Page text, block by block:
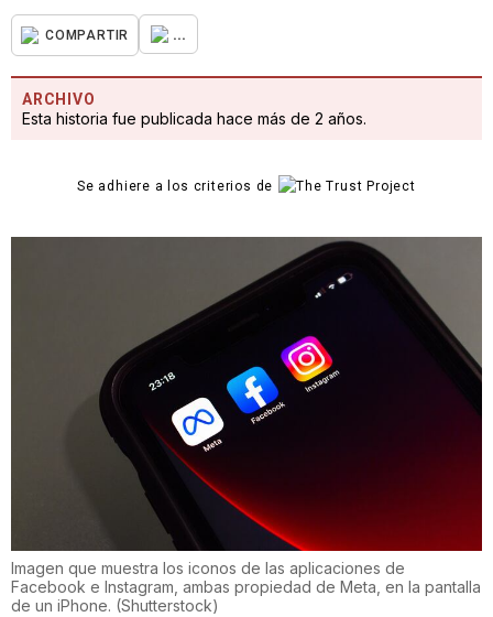
COMPARTIR ...
ARCHIVO
Esta historia fue publicada hace más de 2 años.
Se adhiere a los criterios de
Imagen que muestra los iconos de las aplicaciones de
Facebook e Instagram, ambas propiedad de Meta, en la pantalla
de un iPhone. (Shutterstock)